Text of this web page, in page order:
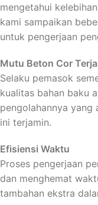
mengetahui
kami sampaikan
untuk pengerjaan
Mutu Beton Cor
Selaku pemasok
kualitas bahan baku
pengolahannya
ini terjamin.
Efisiensi Waktu
Proses pengerjaan
dan menghemat
tambahan ekstra